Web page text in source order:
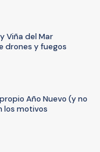
Viña del Mar
drones y fuegos
Año Nuevo (y no
los motivos